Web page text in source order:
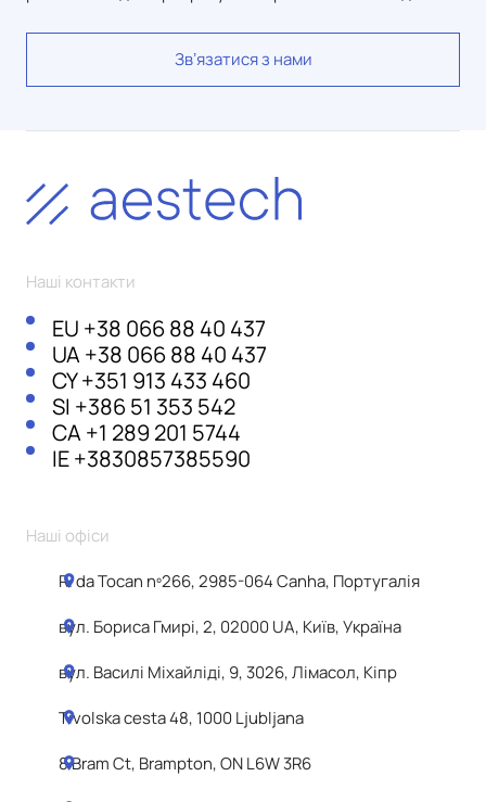
Звʼязатися з нами
Наші контакти
EU +38 066 88 40 437
UA+38 066 88 40 437
CY+351 913 433 460
SI +386 51 353 542
CA+1 289 201 5744
IE+3830857385590
Наші офіси
R. da Tocan nº266, 2985-064 Canha, Португалія
вул. Бориса Гмирі, 2, 02000 UA, Київ, Україна
вул. Василі Міхайліді, 9, 3026, Лімасол, Кіпр
Tivolska cesta 48, 1000 Ljubljana
8 Bram Ct, Brampton, ON L6W 3R6